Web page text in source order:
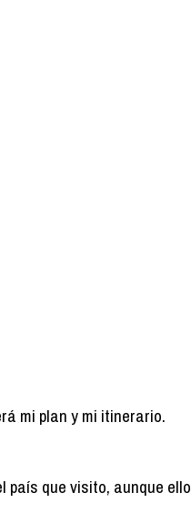
mi plan y mi itinerario.
país que visito, aunque ello